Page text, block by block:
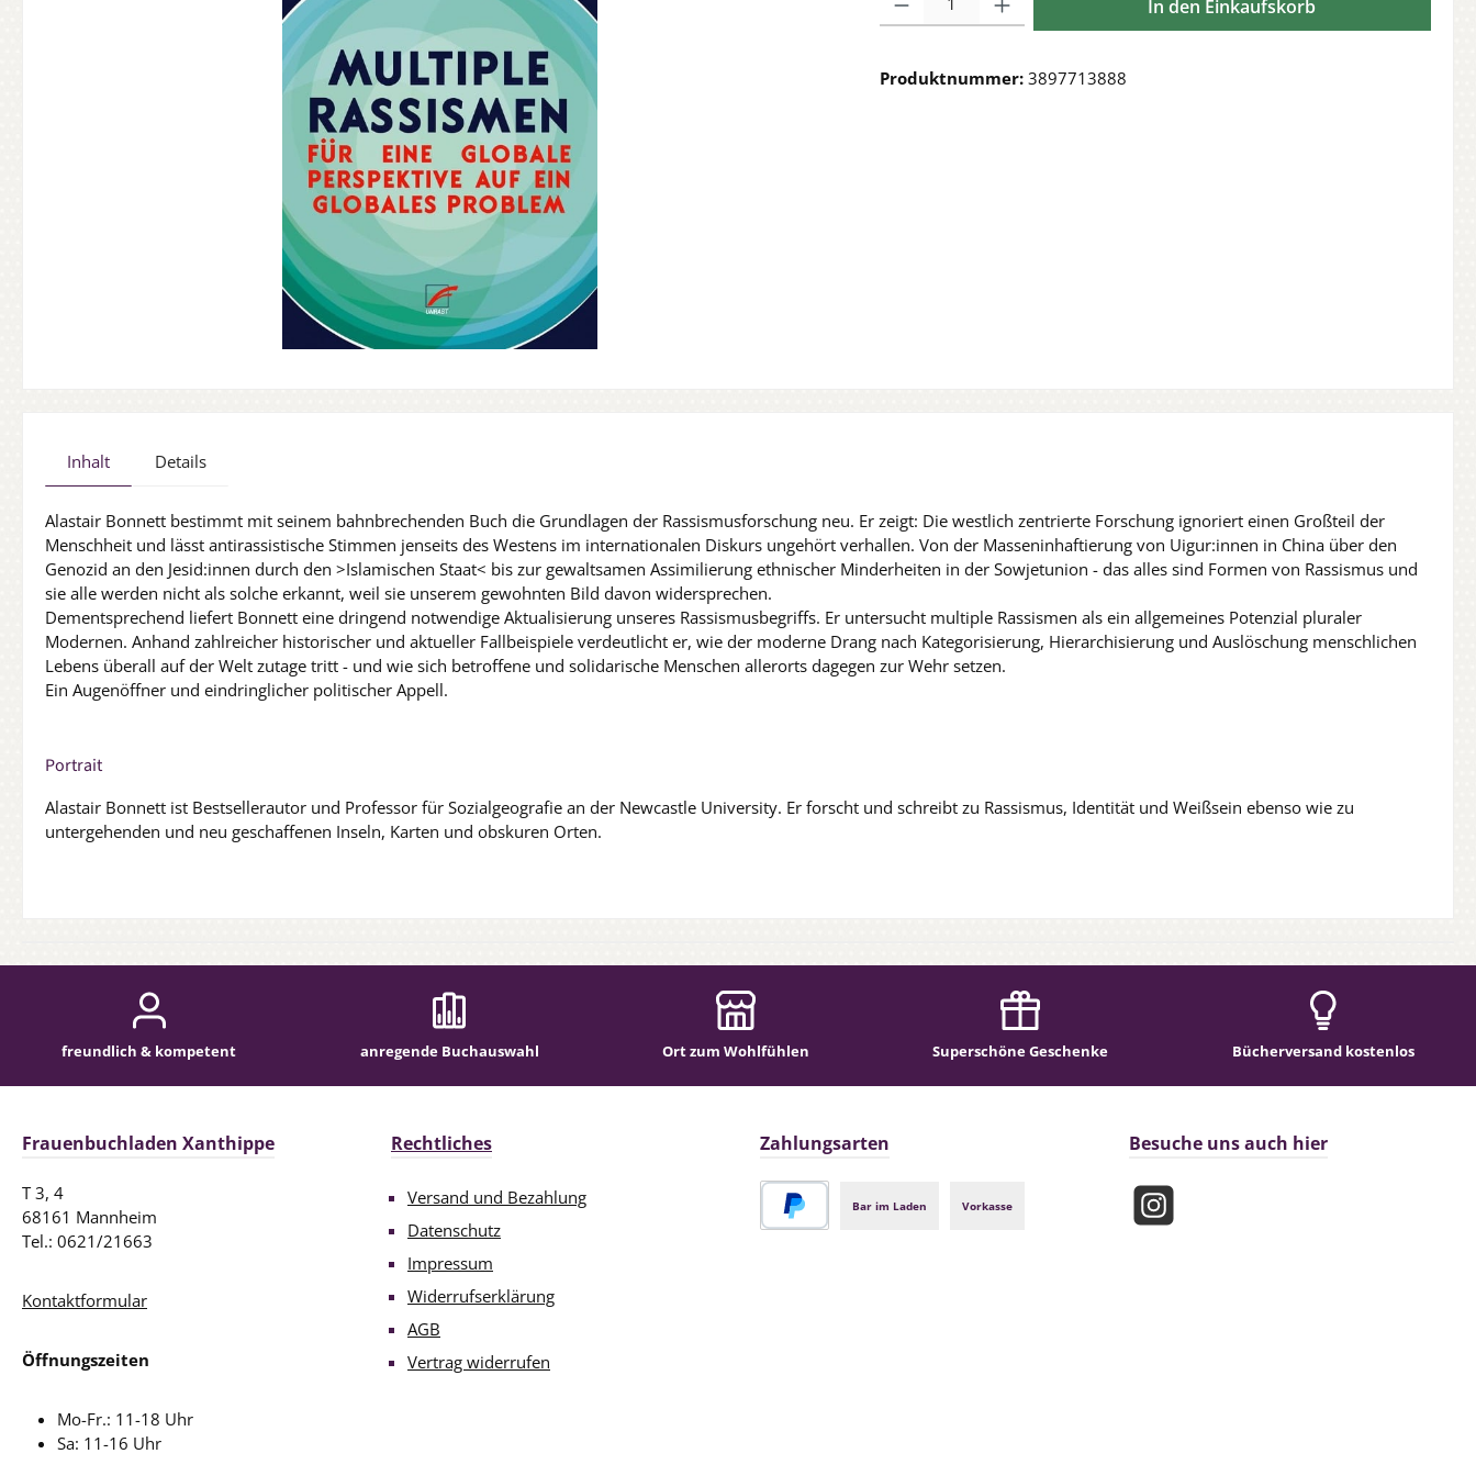
In den Einkaufskorb
Produktnummer: 3897713888
Inhalt Details
Alastair Bonnett bestimmt mit seinem bahnbrechenden Buch die Grundlagen der Rassismusforschung neu. Er zeigt: Die westlich zentrierte Forschung ignoriert einen Großteil der
Menschheit und lässt antirassistische Stimmen jenseits des Westens im internationalen Diskurs ungehört verhallen. Von der Masseninhaftierung von Uigur:innen in China über den
Genozid an den Jesid:innen durch den >Islamischen Staat< bis zur gewaltsamen Assimilierung ethnischer Minderheiten in der Sowjetunion - das alles sind Formen von Rassismus und
sie alle werden nicht als solche erkannt, weil sie unserem gewohnten Bild davon widersprechen.
Dementsprechend liefert Bonnett eine dringend notwendige Aktualisierung unseres Rassismusbegriffs. Er untersucht multiple Rassismen als ein allgemeines Potenzial pluraler
Modernen. Anhand zahlreicher historischer und aktueller Fallbeispiele verdeutlicht er, wie der moderne Drang nach Kategorisierung, Hierarchisierung und Auslöschung menschlichen
Lebens überall auf der Welt zutage tritt - und wie sich betroffene und solidarische Menschen allerorts dagegen zur Wehr setzen.
Ein Augenöffner und eindringlicher politischer Appell.
Portrait
Alastair Bonnett ist Bestsellerautor und Professor für Sozialgeografie an der Newcastle University. Er forscht und schreibt zu Rassismus, Identität und Weißsein ebenso wie zu
untergehenden und neu geschaffenen Inseln, Karten und obskuren Orten.
freundlich & kompetent anregende Buchauswahl Ort zum Wohlfühlen Superschöne Geschenke Bücherversand kostenlos
Rechtliches
Versand und Bezahlung
Datenschutz
Impressum
Widerrufserklärung
AGB
Vertrag widerrufen
Zahlungsarten
Vorkasse
Bar im Laden
Besuche uns auch hier
Instagram
Frauenbuchladen Xanthippe
T 3, 4
68161 Mannheim
Tel.: 0621/21663
Kontaktformular
Öffnungszeiten
Mo-Fr.: 11-18 Uhr
Sa: 11-16 Uhr